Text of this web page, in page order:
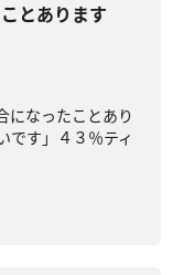
とあります
になったことあり
です」４３％ティ